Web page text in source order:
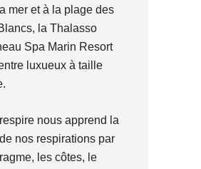
mer et à la plage des
la Thalasso
Spa Marin Resort
luxueux à taille
nous apprend la
nos respirations par
les côtes, le